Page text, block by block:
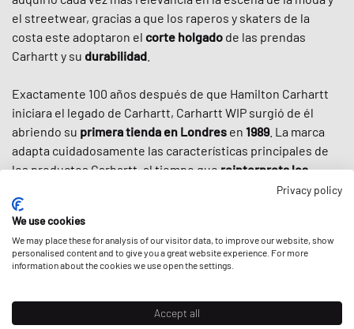
el streetwear, gracias a que los raperos y skaters de la
costa este adoptaron el corte holgado de las prendas
Carhartt y su durabilidad
Exactamente 100 años después de que Hamilton Carhartt
iniciara el legado de Carhartt, Carhartt WIP surgió de él
abriendo su primera tienda en Londres en 1989. La marca
adapta cuidadosamente las características principales de
los productos Carhartt, al tiempo quereinterpreta los
para los aficionados al streetwear que
valoran el diseño refinado y la calidad. Gracias a una cierta
robustez, a una paleta de colores atemporal y a
colaboraciones bien elegidascon marcas como New
Balance o Converse, la ropa de Carhartt WIP es hoy en día
cuando la cultura callejera adoptó la marca por primera vez
en los años 90.
Privacy policy
We use cookies
We may place these for analysis of our visitor data, to improve our website, show
personalised content and to give you a great website experience. For more
information about the cookies we use open the settings.
Accept all